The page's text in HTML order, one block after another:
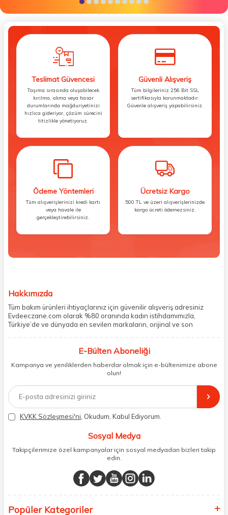
Teslimat Güvencesi
Taşıma sırasında oluşabilecek
kırılma, akma veya hasar
durumlarında mağduriyetinizi
hızlıca gideriyor, çözüm sürecini
titizlikle yönetiyoruz.
Güvenli Alışveriş
Tüm bilgileriniz 256 Bit SSL
sertifikasıyla korunmaktadır.
Güvenle alışveriş yapabilirsiniz.
Ödeme Yöntemleri
Tüm alışverişlerinizi kredi kartı
veya havale ile
gerçekleştirebilirsiniz.
Ücretsiz Kargo
500 TL ve üzeri alışverişlerinizde
kargo ücreti ödemezsiniz.
Hakkımızda
Tüm bakım ürünleri ihtiyaçlarınız için güvenilir alışveriş adresiniz
Evdeeczane.com olarak %80 oranında kadın istihdamımızla,
Türkiye’de ve dünyada en sevilen markaların, orijinal ve son
paketliyoruz. Herhangi bir durumdan dolayı olumsuz olarak geri
müşteri temsilcilerimiz aracılığı ile gerekli tüm desteği sağlıyoruz.
2017 yılından bugüne, yüzlerce marka ve binlerce ürün seçeneğini
doğrudan markalardan ya da markaların yetkili Türkiye
distribütörlerinden faturalı olarak tedarik ediyor ve müşterilerimize
aynı şekilde faturalı ve orijinal ambalajlarda gönderim sağlıyoruz.
Paketleme sürecinde geri dönüştürülebilir malzemeler kullanarak
atık oranımızı en aza indiriyor ve daha yaşanabilir bir dünya
E-Bülten Aboneliği
Kampanya ve yeniliklerden haberdar olmak için e-bültenimize abone
olun!
KVKK Sözleşmesi'ni , Okudum, Kabul Ediyorum.
Sosyal Medya
Takipçilerimize özel kampanyalar için sosyal medyadan bizleri takip
edin.
Popüler Kategoriler